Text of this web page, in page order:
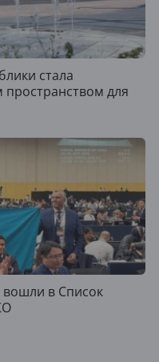
стала
для
вошли в Список